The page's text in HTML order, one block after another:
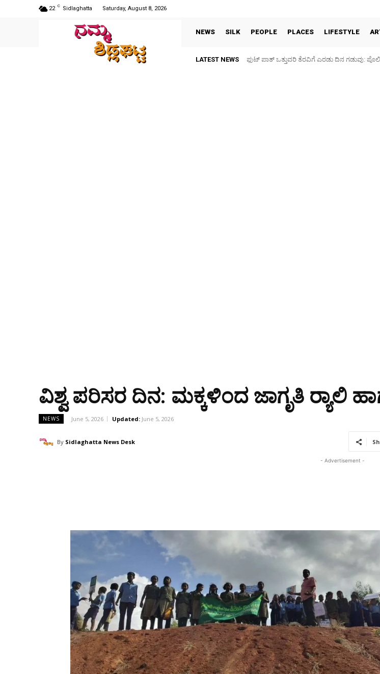
22 C Sidlaghatta Saturday, August 8, 2026
NEWS SILK PEOPLE PLACES LIFESTYLE
LATEST NEWS ಫುಟ್‌ ಪಾತ್ ಒತ್ತುವರಿ ತೆರವಿಗೆ ಎರಡು ದಿನ ಗಡುವು:
ವಿಶ್ವ ಪರಿಸರ ದಿನ: ಮಕ್ಕಳಿಂದ ಜಾಗೃತಿ ರ‍್ಯಾಲಿ
NEWS June 5, 2026 Updated: June 5, 2026
By Sidlaghatta News Desk
- Advertisement -